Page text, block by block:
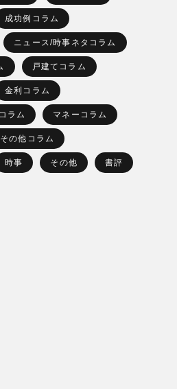
成功例コラム
ニュース/時事ネタコラム
戸建てコラム
金利コラム
ラム マネーコラム
その他コラム
時事 その他 書評